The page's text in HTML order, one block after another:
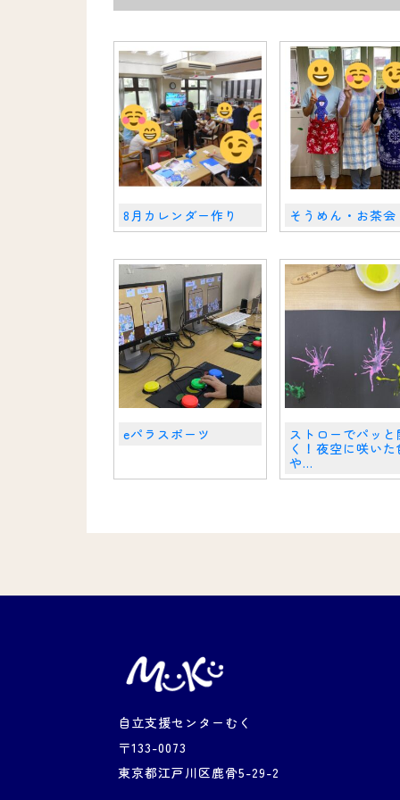
8月カレンダー作り そうめん・お茶会
eパラスポーツ
ストローでパッと
く！夜空に咲い
や...
自立支援センターむく
〒133-0073
東京都江戸川区鹿骨5-29-2